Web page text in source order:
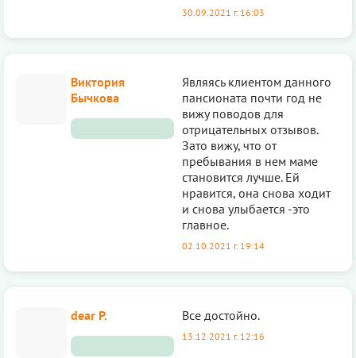
30.09.2021 г. 16:03
Виктория
Бычкова
Являясь клиентом данного
пансионата почти год не
вижу поводов для
отрицательных отзывов.
Зато вижу, что от
пребывания в нем маме
становится лучше. Ей
нравится, она снова ходит
и снова улыбается -это
главное.
02.10.2021 г. 19:14
dear P. Все достойно.
13.12.2021 г. 12:16